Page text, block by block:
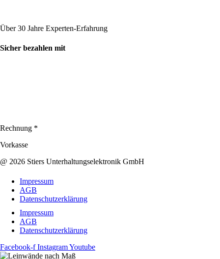
Über 30 Jahre Experten-Erfahrung
Sicher bezahlen mit
Rechnung *
Vorkasse
@ 2026 Stiers Unterhaltungselektronik GmbH
Impressum
AGB
Datenschutzerklärung
Impressum
AGB
Datenschutzerklärung
Facebook-f InstagramYoutube